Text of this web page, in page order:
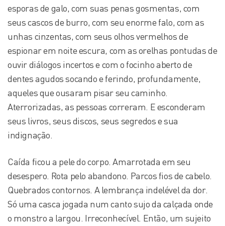
esporas de galo, com suas penas gosmentas, com
seus cascos de burro, com seu enorme falo, com as
unhas cinzentas, com seus olhos vermelhos de
espionar em noite escura, com as orelhas pontudas de
ouvir diálogos incertos e com o focinho aberto de
dentes agudos socando e ferindo, profundamente,
aqueles que ousaram pisar seu caminho.
Aterrorizadas, as pessoas correram. E esconderam
seus livros, seus discos, seus segredos e sua
indignação.
Caída ficou a pele do corpo. Amarrotada em seu
desespero. Rota pelo abandono. Parcos fios de cabelo.
Quebrados contornos. A lembrança indelével da dor.
Só uma casca jogada num canto sujo da calçada onde
o monstro a largou. Irreconhecível. Então, um sujeito